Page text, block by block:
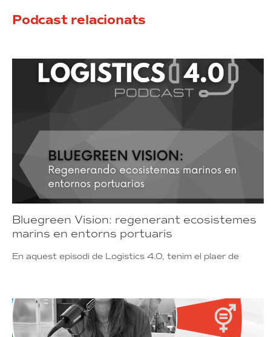
Podcast relacionats
Bluegreen Vision: regenerant ecosistemes
marins en entorns portuaris
En aquest episodi de Logistics 4.0, tenim el plaer de